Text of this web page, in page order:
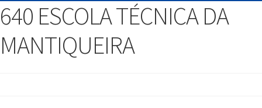
640 ESCOLA TÉCNICA DA
MANTIQUEIRA